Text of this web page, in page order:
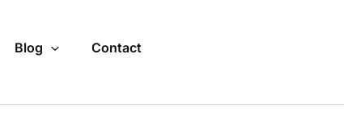
Blog Contact